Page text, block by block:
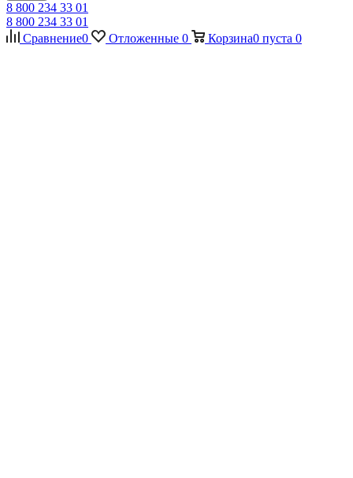
8 800 234 33 01
8 800 234 33 01
Сравнение0 Отложенные 0 Корзина0 пуста 0